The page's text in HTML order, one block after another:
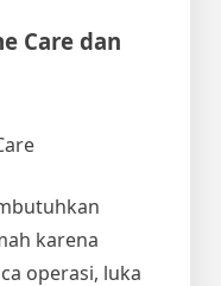
Care dan
karena
operasi, luka